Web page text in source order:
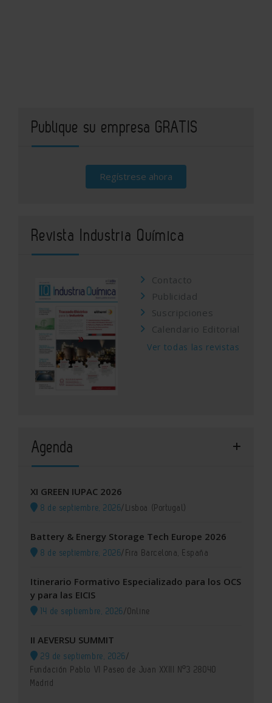
Publique su empresa GRATIS
Regístrese ahora
Revista Industria Química
Contacto
Publicidad
Suscripciones
Calendario Editorial
Ver todas las revistas
Agenda
XI GREEN IUPAC 2026
8 de septiembre, 2026/Lisboa (Portugal)
Battery & Energy Storage Tech Europe 2026
8 de septiembre, 2026/Fira Barcelona, España
Itinerario Formativo Especializado para los OCS
y para las EICIS
14 de septiembre, 2026/Online
II AEVERSU SUMMIT
29 de septiembre, 2026/
Fundación Pablo VI Paseo de Juan XXIII Nº3 28040
Madrid